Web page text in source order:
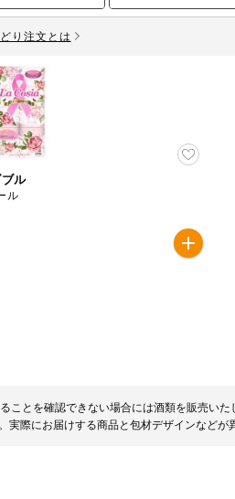
ービス
り注文とは
ル
ル
ことを確認できない場合には酒類を販売いた
実際にお届けする商品と包材デザインなどが